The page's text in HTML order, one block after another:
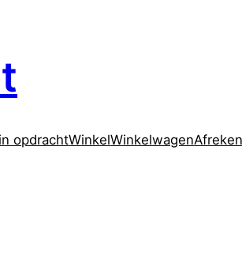
opdrachtWinkelWinkelwagen